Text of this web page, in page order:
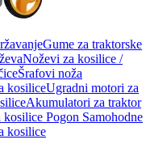
Gume za traktorske
Noževi za kosilice /
Šrafovi noža
kosiliceUgradni motori za
Akumulatori za traktor
kosilice Pogon Samohodne
kosilice